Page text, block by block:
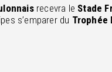
recevra le Stade
s’emparer du Trophée